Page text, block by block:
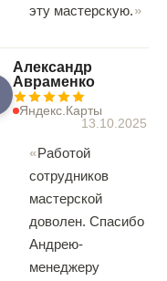
эту мастерскую.
Александр
Авраменко
Яндекс.Карты
13.10.2025
Работой
сотрудников
мастерской
доволен. Спасибо
Андрею-
менеджеру